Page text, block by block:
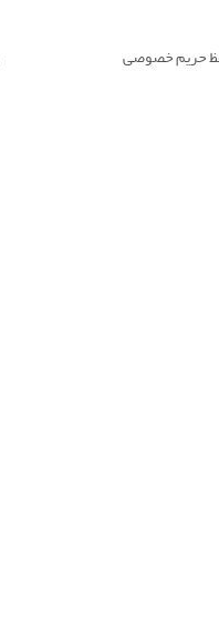
حریم خصوصی